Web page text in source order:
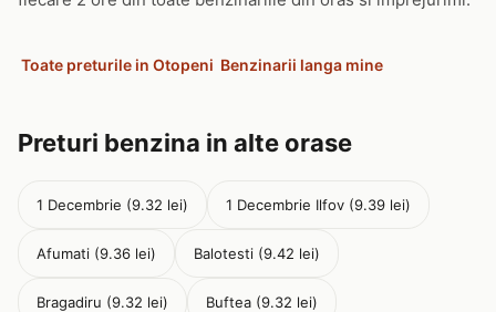
Toate preturile in Otopeni Benzinarii langa mine
Preturi benzina in alte orase
1 Decembrie (9.32 lei) 1 Decembrie Ilfov (9.39 lei)
Afumati (9.36 lei) Balotesti (9.42 lei)
Bragadiru (9.32 lei) Buftea (9.32 lei)